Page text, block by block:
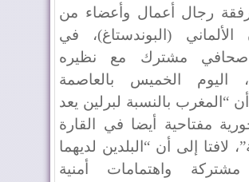
رفقة رجال أعمال وأعضاء من
الألماني (البوندستاغ)، في
صحافي مشترك مع نظيره
اليوم الخميس بالعاصمة
أن “المغرب بالنسبة لبرلين يعد
مفتاحية أيضا في القارة
لافتا إلى أن “البلدين لديهما
واهتمامات أمنية